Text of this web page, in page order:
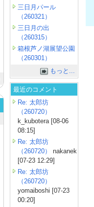
三日月パール
（260321）
三日月の出
（260315）
箱根芦ノ湖展望公園
（260301）
もっと...
最近のコメント
Re: 太郎坊
（260720）
k_kubotera [08-06
08:15]
Re: 太郎坊
（260720）
nakanek
[07-23 12:29]
Re: 太郎坊
（260720）
yomaiboshi [07-23
00:20]